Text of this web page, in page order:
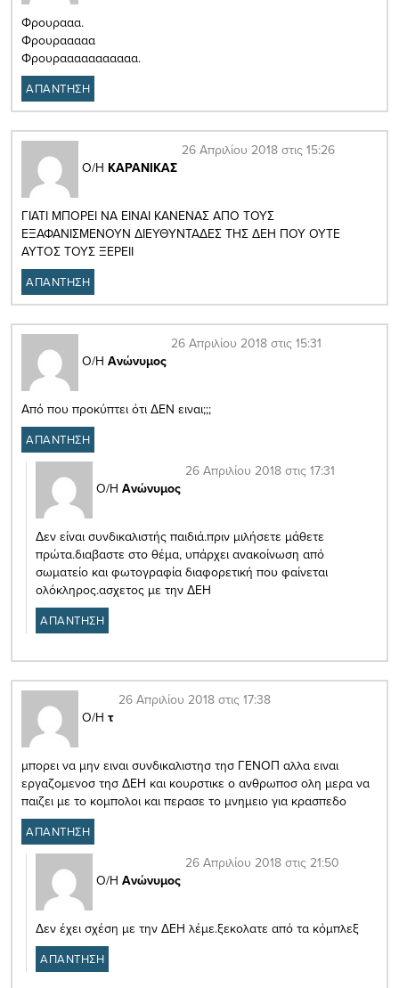
Φρουρααα.
Φρουρααααα
Φρουρααααααααααα.
ΑΠΑΝΤΗΣΗ
Ο/Η ΚΑΡΑΝΙΚΑΣ
26 Απριλίου 2018 στις 15:26
ΓΙΑΤΙ ΜΠΟΡΕΙ ΝΑ ΕΙΝΑΙ ΚΑΝΕΝΑΣ ΑΠΟ ΤΟΥΣ
ΕΞΑΦΑΝΙΣΜΕΝΟΥΝ ΔΙΕΥΘΥΝΤΑΔΕΣ ΤΗΣ ΔΕΗ ΠΟΥ ΟΥΤΕ
ΑΥΤΟΣ ΤΟΥΣ ΞΕΡΕΙΙ
ΑΠΑΝΤΗΣΗ
Ο/Η Ανώνυμος
26 Απριλίου 2018 στις 15:31
Από που προκύπτει ότι ΔΕΝ ειναι;;;
ΑΠΑΝΤΗΣΗ
Ο/Η Ανώνυμος
26 Απριλίου 2018 στις 17:31
Δεν είναι συνδικαλιστής παιδιά.πριν μιλήσετε μάθετε
πρώτα.διαβαστε στο θέμα, υπάρχει ανακοίνωση από
σωματείο και φωτογραφία διαφορετική που φαίνεται
ολόκληρος.ασχετος με την ΔΕΗ
ΑΠΑΝΤΗΣΗ
Ο/Η τ
26 Απριλίου 2018 στις 17:38
μπορει να μην ειναι συνδικαλιστησ τησ ΓΕΝΟΠ αλλα ειναι
εργαζομενοσ τησ ΔΕΗ και κουρστικε ο ανθρωποσ ολη μερα να
παιζει με το κομπολοι και περασε το μνημειο για κρασπεδο
ΑΠΑΝΤΗΣΗ
Ο/Η Ανώνυμος
26 Απριλίου 2018 στις 21:50
Δεν έχει σχέση με την ΔΕΗ λέμε.ξεκολατε από τα κόμπλεξ
ΑΠΑΝΤΗΣΗ